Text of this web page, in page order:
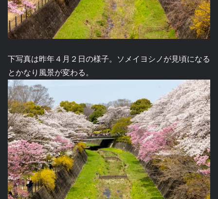
下写真は昨年４月２日の様子。ソメイヨシノが見頃になる
とかなり風景が変わる。